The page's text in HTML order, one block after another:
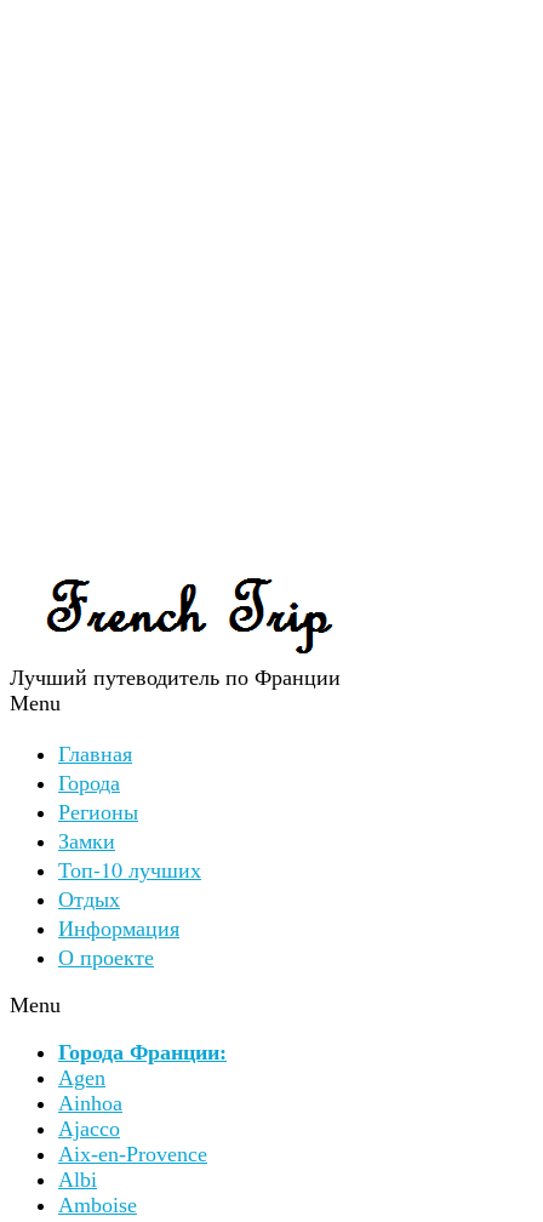
Лучший путеводитель по Франции
Menu
Главная
Города
Регионы
Замки
Топ-10 лучших
Отдых
Информация
О проекте
Menu
Города Франции:
Agen
Ainhoa
Ajacco
Aix-en-Provence
Albi
Amboise